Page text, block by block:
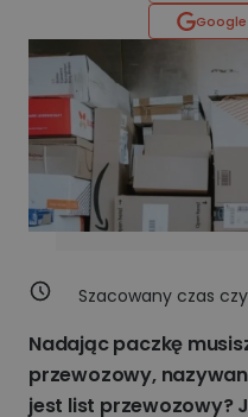
Google
Szacowany czas
Nadając paczkę
przewozowy,
jest list przewozowy?